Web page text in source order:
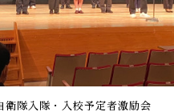
衛隊入隊・入校予定者激励会